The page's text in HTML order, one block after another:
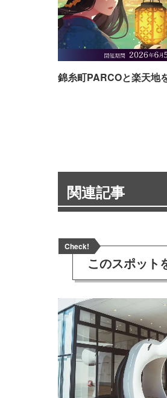
錦糸町PARCOと楽天地
関連記事
Check!
このスポット